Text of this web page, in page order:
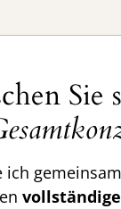
Sie
ich